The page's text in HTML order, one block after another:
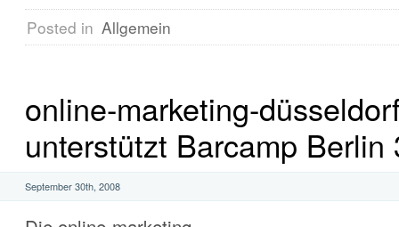
Posted in Allgemein
online-marketing-
unterstützt Barcamp Berlin
September 30th, 2008